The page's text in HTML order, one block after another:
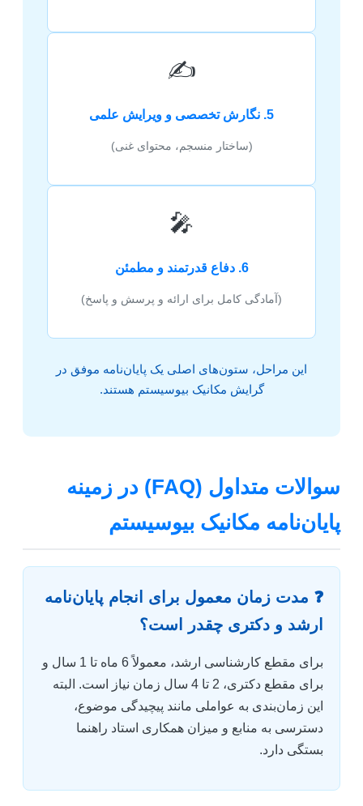
✍️
5. نگارش تخصصی و ویرایش علمی
(ساختار منسجم، محتوای غنی)
🎤
6. دفاع قدرتمند و مطمئن
(آمادگی کامل برای ارائه و پرسش و پاسخ)
این مراحل، ستون‌های اصلی یک پایان‌نامه موفق در
گرایش مکانیک بیوسیستم هستند.
سوالات متداول (FAQ) در زمینه
پایان‌نامه مکانیک بیوسیستم
❓ مدت زمان معمول برای انجام پایان‌نامه
ارشد و دکتری چقدر است؟
برای مقطع کارشناسی ارشد، معمولاً 6 ماه تا 1 سال و
برای مقطع دکتری، 2 تا 4 سال زمان نیاز است. البته
این زمان‌بندی به عواملی مانند پیچیدگی موضوع،
دسترسی به منابع و میزان همکاری استاد راهنما
بستگی دارد.